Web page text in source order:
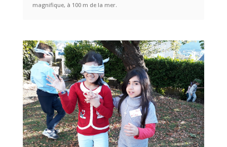
magnifique, à 100 m de la mer.